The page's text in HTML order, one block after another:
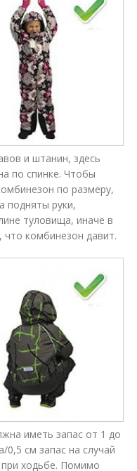
и штанин, здесь
по спинке. Чтобы
по размеру,
подняты руки,
туловища, иначе в
что комбинезон давит.
иметь запас от 1 до
0,5 см запас на случай
ходьбе. Помимо